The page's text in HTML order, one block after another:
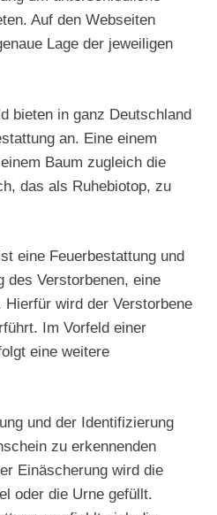
Auf den Webseiten
Lage der jeweiligen
bieten in ganz Deutschland
an. Eine einem
Baum zugleich die
das als Ruhebiotop, zu
eine Feuerbestattung und
des Verstorbenen, eine
wird der Verstorbene
Im Vorfeld einer
eine weitere
und der Identifizierung
zu erkennenden
Einäscherung wird die
oder die Urne gefüllt.